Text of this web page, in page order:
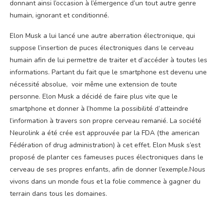
donnant ainsi l’occasion à l’émergence d’un tout autre genre
humain, ignorant et conditionné.
Elon Musk a lui lancé une autre aberration électronique, qui
suppose l’insertion de puces électroniques dans le cerveau
humain afin de lui permettre de traiter et d’accéder à toutes les
informations. Partant du fait que le smartphone est devenu une
nécessité absolue, voir même une extension de toute
personne. Elon Musk a décidé de faire plus vite que le
smartphone et donner à l’homme la possibilité d’atteindre
l’information à travers son propre cerveau remanié. La société
Neurolink a été crée est approuvée par la FDA (the american
Fédération of drug administration) à cet effet. Elon Musk s’est
proposé de planter ces fameuses puces électroniques dans le
cerveau de ses propres enfants, afin de donner l’exemple.Nous
vivons dans un monde fous et la folie commence à gagner du
terrain dans tous les domaines.